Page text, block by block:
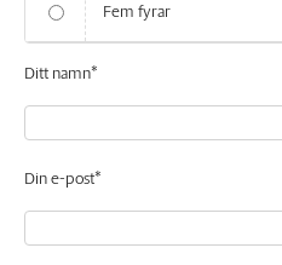
Fem fyrar
Ditt namn*
Din e-post*